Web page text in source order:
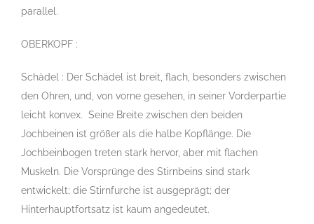
parallel.
OBERKOPF :
Schädel : Der Schädel ist breit, flach, besonders zwischen
den Ohren, und, von vorne gesehen, in seiner Vorderpartie
leicht konvex. Seine Breite zwischen den beiden
Jochbeinen ist größer als die halbe Kopflänge. Die
Jochbeinbogen treten stark hervor, aber mit flachen
Muskeln. Die Vorsprünge des Stirnbeins sind stark
entwickelt; die Stirnfurche ist ausgeprägt; der
Hinterhauptfortsatz ist kaum angedeutet.